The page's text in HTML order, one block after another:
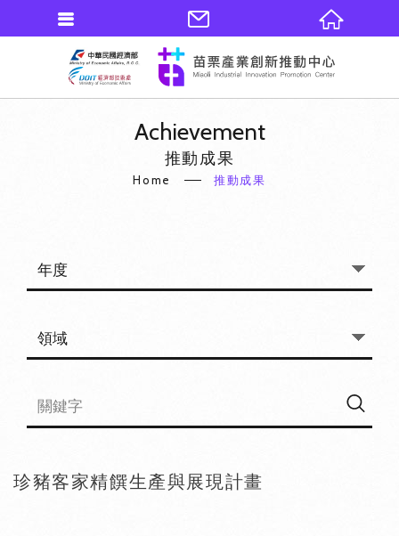
Achievement
推動成果
Home 推動成果
珍豬客家精饌生產與展現計畫